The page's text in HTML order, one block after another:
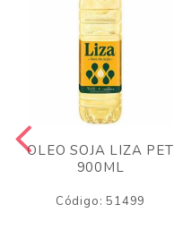
OLEO SOJA LIZA PET
900ML
Código: 51499